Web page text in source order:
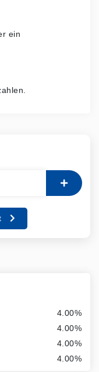
ein
4.00%
4.00%
4.00%
4.00%